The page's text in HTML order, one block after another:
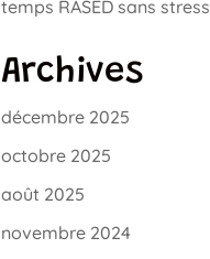
temps RASED sans stress
Archives
décembre 2025
octobre 2025
août 2025
novembre 2024